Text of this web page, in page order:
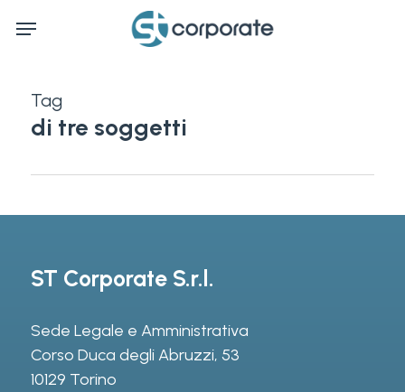
Menu
Tag
di tre soggetti
ST Corporate S.r.l.
Sede Legale e Amministrativa
Corso Duca degli Abruzzi, 53
10129 Torino